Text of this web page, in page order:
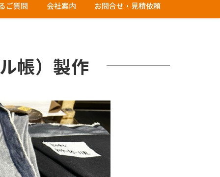
ご質問 会社案内 お問合せ・見積依頼
帳）製作